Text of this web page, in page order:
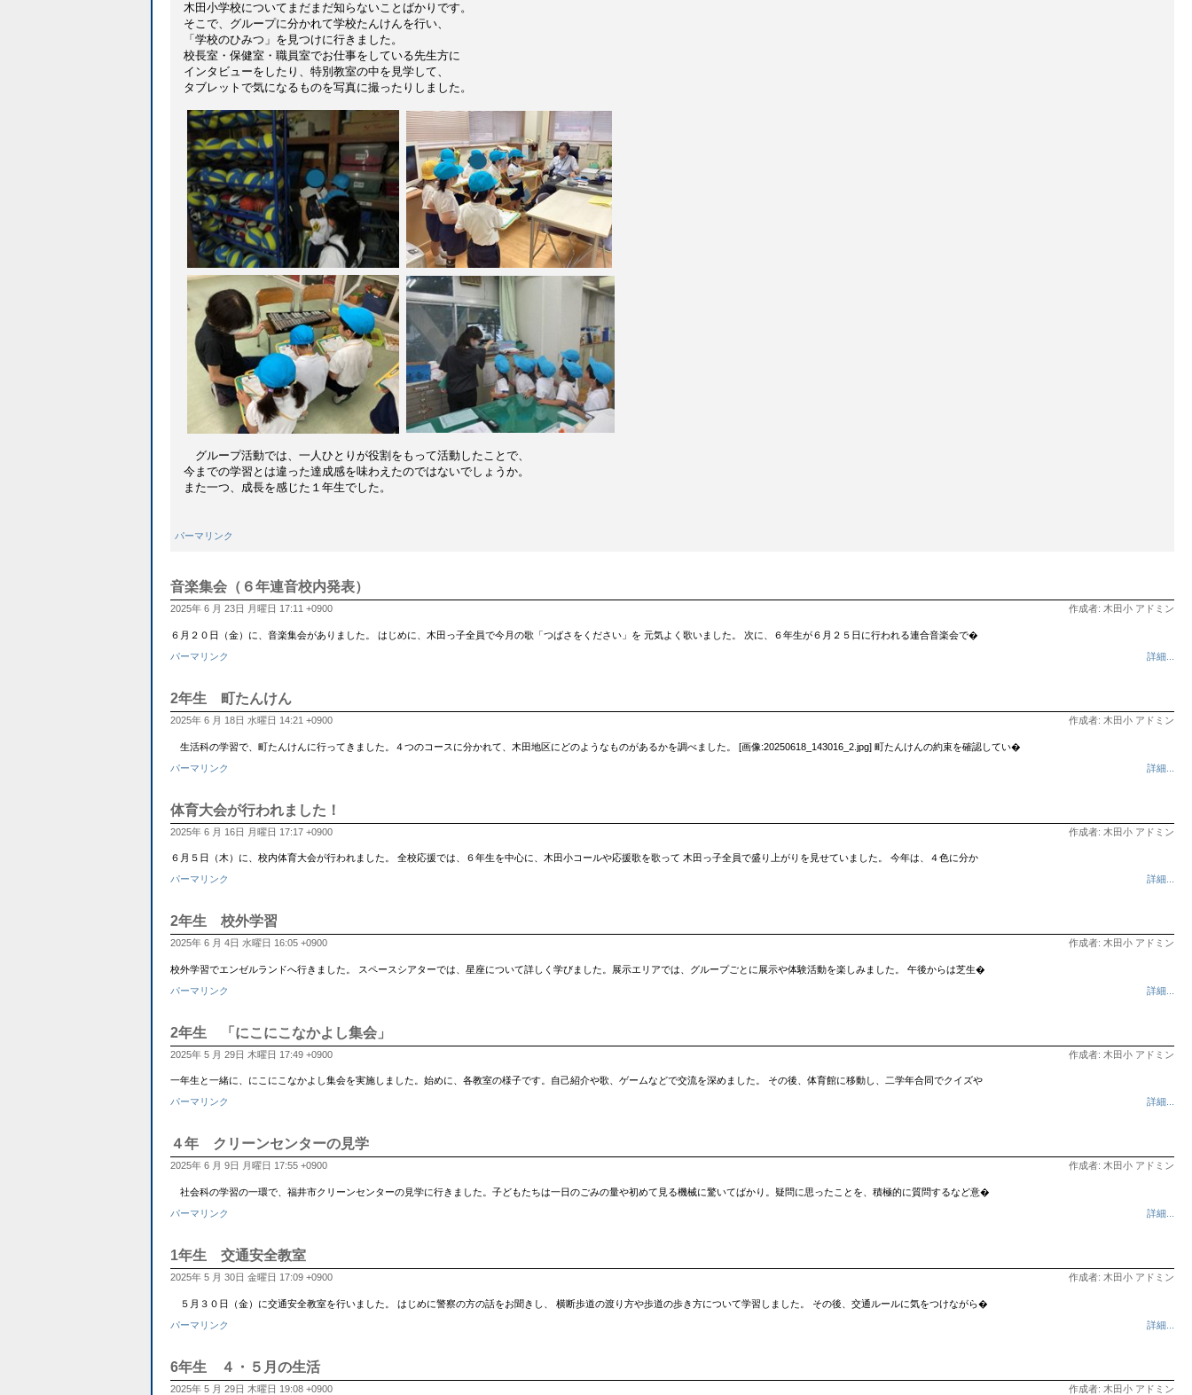
木田小学校についてまだまだ知らないことばかりです。
そこで、グループに分かれて学校たんけんを行い、
「学校のひみつ」を見つけに行きました。
校長室・保健室・職員室でお仕事をしている先生方に
インタビューをしたり、特別教室の中を見学して、
タブレットで気になるものを写真に撮ったりしました。
グループ活動では、一人ひとりが役割をもって活動したことで、
今までの学習とは違った達成感を味わえたのではないでしょうか。
また一つ、成長を感じた１年生でした。
パーマリンク
音楽集会（６年連音校内発表）
2025年 6 月 23日 月曜日 17:11 +0900 作成者: 木田小 アドミン
６月２０日（金）に、音楽集会がありました。 はじめに、木田っ子全員で今月の歌「つばさをください」を 元気よく歌いました。 次に、６年生が６月２５日に行われる連合音楽会で�
パーマリンク
詳細...
2年生 町たんけん
2025年 6 月 18日 水曜日 14:21 +0900 作成者: 木田小 アドミン
生活科の学習で、町たんけんに行ってきました。４つのコースに分かれて、木田地区にどのようなものがあるかを調べました。 [画像:20250618_143016_2.jpg] 町たんけんの約束を確認してい�
パーマリンク
詳細...
体育大会が行われました！
2025年 6 月 16日 月曜日 17:17 +0900 作成者: 木田小 アドミン
６月５日（木）に、校内体育大会が行われました。 全校応援では、６年生を中心に、木田小コールや応援歌を歌って 木田っ子全員で盛り上がりを見せていました。 今年は、４色に分か
パーマリンク
詳細...
2年生 校外学習
2025年 6 月 4日 水曜日 16:05 +0900 作成者: 木田小 アドミン
校外学習でエンゼルランドへ行きました。 スペースシアターでは、星座について詳しく学びました。展示エリアでは、グループごとに展示や体験活動を楽しみました。 午後からは芝生�
パーマリンク
詳細...
2年生 「にこにこなかよし集会」
2025年 5 月 29日 木曜日 17:49 +0900 作成者: 木田小 アドミン
一年生と一緒に、にこにこなかよし集会を実施しました。始めに、各教室の様子です。自己紹介や歌、ゲームなどで交流を深めました。 その後、体育館に移動し、二学年合同でクイズや
パーマリンク
詳細...
４年 クリーンセンターの見学
2025年 6 月 9日 月曜日 17:55 +0900 作成者: 木田小 アドミン
社会科の学習の一環で、福井市クリーンセンターの見学に行きました。子どもたちは一日のごみの量や初めて見る機械に驚いてばかり。疑問に思ったことを、積極的に質問するなど意�
パーマリンク
詳細...
1年生 交通安全教室
2025年 5 月 30日 金曜日 17:09 +0900 作成者: 木田小 アドミン
５月３０日（金）に交通安全教室を行いました。 はじめに警察の方の話をお聞きし、 横断歩道の渡り方や歩道の歩き方について学習しました。 その後、交通ルールに気をつけながら�
パーマリンク
詳細...
6年生 ４・５月の生活
2025年 5 月 29日 木曜日 19:08 +0900 作成者: 木田小 アドミン